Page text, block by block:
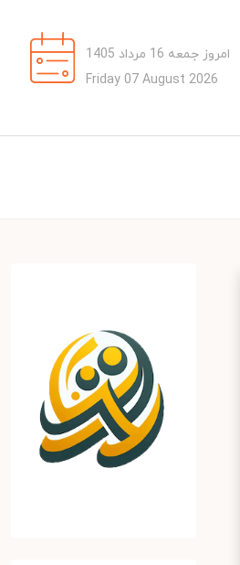
امروز جمعه 16 مرداد 1405
Friday 07 August 2026